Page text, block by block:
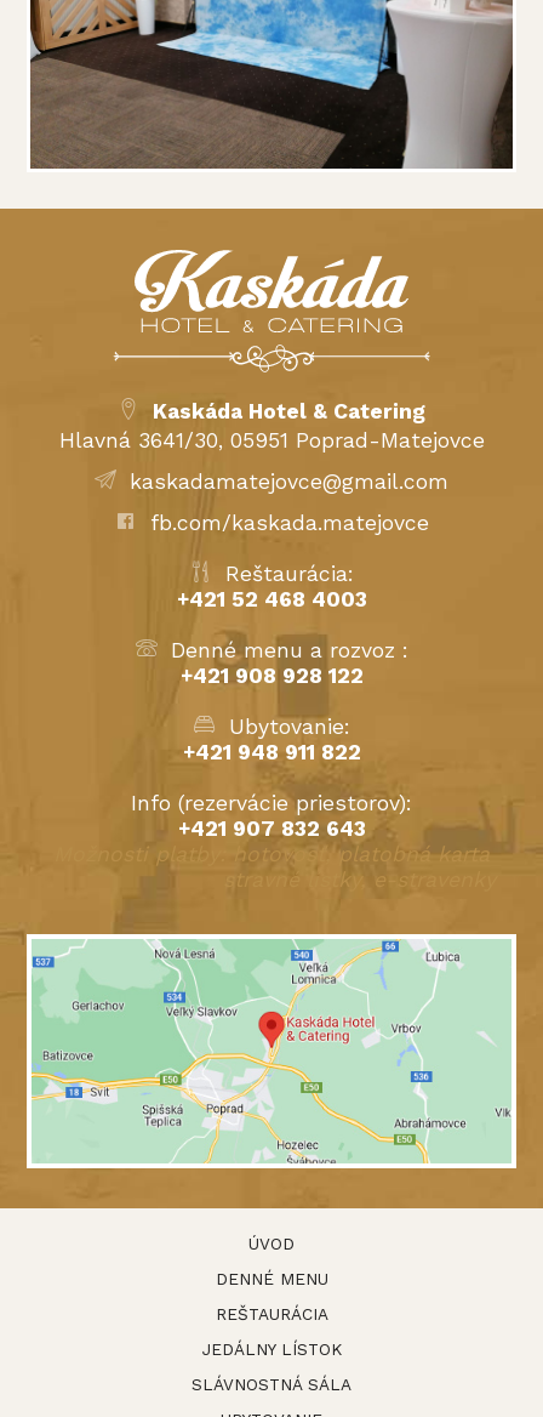
Kaskáda Hotel & Catering
Hlavná 3641/30, 05951 Poprad-Matejovce
kaskadamatejovce@gmail.com
fb.com/kaskada.matejovce
Reštaurácia:
+421 52 468 4003
Denné menu a rozvoz :
+421 908 928 122
Ubytovanie:
+421 948 911 822
Info (rezervácie priestorov):
+421 907 832 643
Možnosti platby: hotovosť, platobná karta
stravné lístky, e-stravenky
ÚVOD
DENNÉ MENU
REŠTAURÁCIA
JEDÁLNY LÍSTOK
SLÁVNOSTNÁ SÁLA